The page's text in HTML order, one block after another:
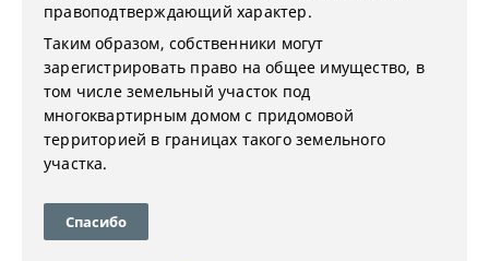
правоподтверждающий характер.
Таким образом, собственники могут
зарегистрировать право на общее имущество, в
том числе земельный участок под
многоквартирным домом с придомовой
территорией в границах такого земельного
участка.
Спасибо